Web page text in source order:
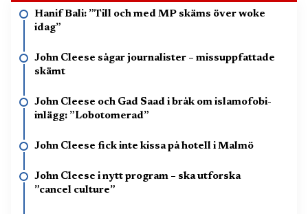
Hanif Bali: ”Till och med MP skäms över woke
idag”
John Cleese sågar journalister – missuppfattade
skämt
John Cleese och Gad Saad i bråk om islamofobi-
inlägg: ”Lobotomerad”
John Cleese fick inte kissa på hotell i Malmö
John Cleese i nytt program – ska utforska
”cancel culture”